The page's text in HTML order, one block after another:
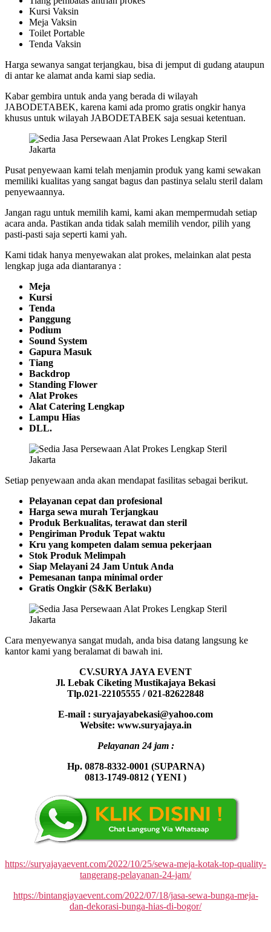
Kursi Vaksin
Meja Vaksin
Toilet Portable
Tenda Vaksin
Harga sewanya sangat terjangkau, bisa di jemput di gudang ataupun
di antar ke alamat anda kami siap sedia.
Kabar gembira untuk anda yang berada di wilayah
JABODETABEK, karena kami ada promo gratis ongkir hanya
khusus untuk wilayah JABODETABEK saja sesuai ketentuan.
Pusat penyewaan kami telah menjamin produk yang kami sewakan
memiliki kualitas yang sangat bagus dan pastinya selalu steril dalam
penyewaannya.
Jangan ragu untuk memilih kami, kami akan mempermudah setiap
acara anda. Pastikan anda tidak salah memilih vendor, pilih yang
pasti-pasti saja seperti kami yah.
Kami tidak hanya menyewakan alat prokes, melainkan alat pesta
lengkap juga ada diantaranya :
Meja
Kursi
Tenda
Panggung
Podium
Sound System
Gapura Masuk
Tiang
Backdrop
Standing Flower
Alat Prokes
Alat Catering Lengkap
Lampu Hias
DLL.
Setiap penyewaan anda akan mendapat fasilitas sebagai berikut.
Pelayanan cepat dan profesional
Harga sewa murah Terjangkau
Produk Berkualitas, terawat dan steril
Pengiriman Produk Tepat waktu
Kru yang kompeten dalam semua pekerjaan
Stok Produk Melimpah
Siap Melayani 24 Jam Untuk Anda
Pemesanan tanpa minimal order
Gratis Ongkir (S&K Berlaku)
Cara menyewanya sangat mudah, anda bisa datang langsung ke
kantor kami yang beralamat di bawah ini.
CV.SURYA JAYA EVENT
Jl. Lebak Ciketing Mustikajaya Bekasi
Tlp.021-22105555 / 021-82622848
E-mail : suryajayabekasi@yahoo.com
Website: www.suryajaya.in
Pelayanan 24 jam :
Hp. 0878-8332-0001 (SUPARNA)
0813-1749-0812 ( YENI )
https://suryajayaevent.com/2022/10/25/sewa-meja-kotak-top-quality-
tangerang-pelayanan-24-jam/
https://bintangjayaevent.com/2022/07/18/jasa-sewa-bunga-meja-
dan-dekorasi-bunga-hias-di-bogor/